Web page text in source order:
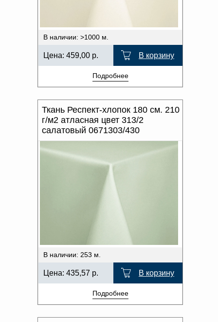
В наличии: >1000 м.
Цена: 459,00 р. В корзину
Подробнее
Ткань Респект-хлопок 180 см. 210
г/м2 атласная цвет 313/2
салатовый 0671303/430
В наличии: 253 м.
Цена: 435,57 р. В корзину
Подробнее